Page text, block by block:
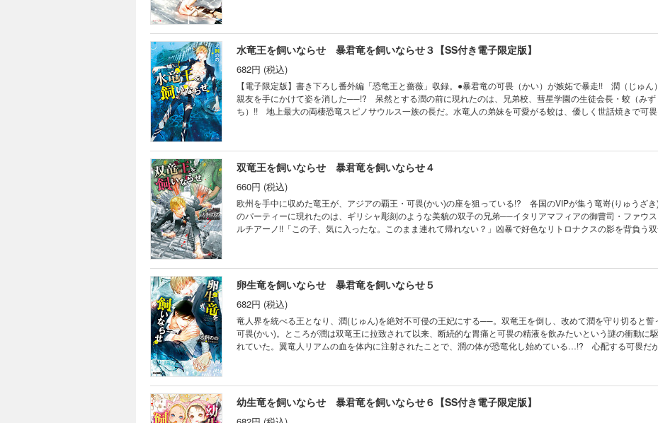
水竜王を飼いならせ 暴君竜を飼いならせ３【SS付き電子限定版】
682円 (税込)
【電子限定版】書き下ろし番外編「恐竜王と薔薇」収録。●暴君竜の可畏（かい）が嫉妬で暴走!! 潤（じゅん
親友を手にかけて姿を消した──!? 呆然とする潤の前に現れたのは、兄弟校、彗星学園の生徒会長・蛟（みず
ち）!! 地上最大の両棲恐竜スピノサウルス一族の長だ。水竜人の弟妹を可愛がる蛟は、優しく世話焼きで可
双竜王を飼いならせ 暴君竜を飼いならせ４
660円 (税込)
欧州を手中に収めた竜王が、アジアの覇王・可畏(かい)の座を狙っている!? 各国のVIPが集う竜嵜(りゅうざき
のパーティーに現れたのは、ギリシャ彫刻のような美貌の双子の兄弟──イタリアマフィアの御曹司・ファウス
ルチアーノ!!「この子、気に入ったな。このまま連れて帰れない？」凶暴で好色なリトロナクスの影を背負う
卵生竜を飼いならせ 暴君竜を飼いならせ５
682円 (税込)
竜人界を統べる王となり、潤(じゅん)を絶対不可侵の王妃にする──。双竜王を倒し、改めて潤を守り切ると誓
可畏(かい)。ところが潤は双竜王に拉致されて以来、断続的な胃痛と可畏の精液を飲みたいという謎の衝動に
れていた。翼竜人リアムの血を体内に注射されたことで、潤の体が恐竜化し始めている…!? 心配する可畏だ
幼生竜を飼いならせ 暴君竜を飼いならせ６【SS付き電子限定版】